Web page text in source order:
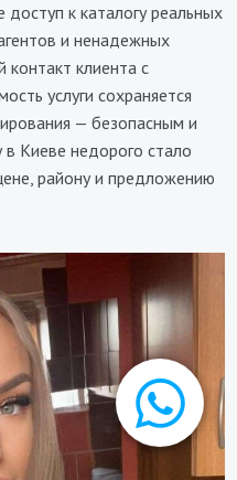
к каталогу реальных
и ненадежных
клиента с
услуги сохраняется
— безопасным и
Киеве недорого стало
району и предложению